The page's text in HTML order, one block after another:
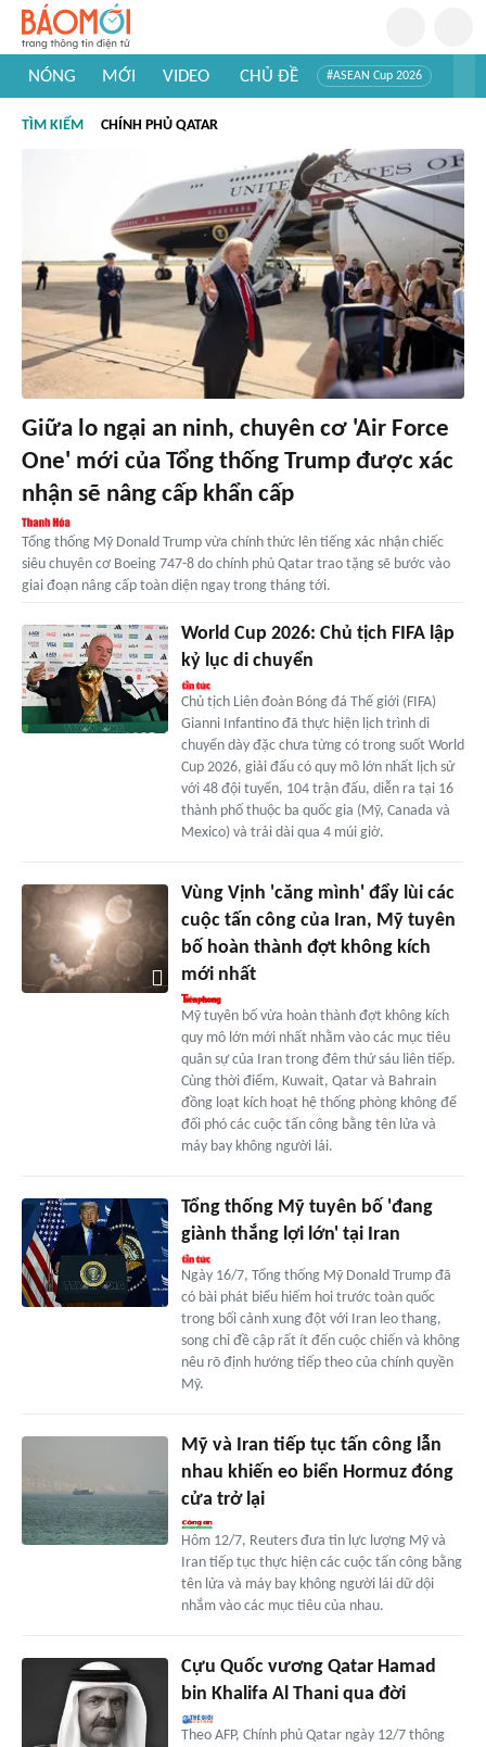
NÓNG MỚI VIDEO CHỦ ĐỀ #ASEAN Cup 2026
#Khám phá thế giới
TÌM KIẾM CHÍNH PHỦ QATAR
Giữa lo ngại an ninh, chuyên cơ 'Air Force
One' mới của Tổng thống Trump được xác
nhận sẽ nâng cấp khẩn cấp
Tổng thống Mỹ Donald Trump vừa chính thức lên tiếng xác nhận chiếc
siêu chuyên cơ Boeing 747-8 do chính phủ Qatar trao tặng sẽ bước vào
giai đoạn nâng cấp toàn diện ngay trong tháng tới.
World Cup 2026: Chủ tịch FIFA lập
kỷ lục di chuyển
Chủ tịch Liên đoàn Bóng đá Thế giới (FIFA)
Gianni Infantino đã thực hiện lịch trình di
chuyển dày đặc chưa từng có trong suốt World
Cup 2026, giải đấu có quy mô lớn nhất lịch sử
với 48 đội tuyển, 104 trận đấu, diễn ra tại 16
thành phố thuộc ba quốc gia (Mỹ, Canada và
Mexico) và trải dài qua 4 múi giờ.
Vùng Vịnh 'căng mình' đẩy lùi các
cuộc tấn công của Iran, Mỹ tuyên
bố hoàn thành đợt không kích
mới nhất
Mỹ tuyên bố vừa hoàn thành đợt không kích
quy mô lớn mới nhất nhằm vào các mục tiêu
quân sự của Iran trong đêm thứ sáu liên tiếp.
Cùng thời điểm, Kuwait, Qatar và Bahrain
đồng loạt kích hoạt hệ thống phòng không để
đối phó các cuộc tấn công bằng tên lửa và
máy bay không người lái.
Tổng thống Mỹ tuyên bố 'đang
giành thắng lợi lớn' tại Iran
Ngày 16/7, Tổng thống Mỹ Donald Trump đã
có bài phát biểu hiếm hoi trước toàn quốc
trong bối cảnh xung đột với Iran leo thang,
song chỉ đề cập rất ít đến cuộc chiến và không
nêu rõ định hướng tiếp theo của chính quyền
Mỹ.
Mỹ và Iran tiếp tục tấn công lẫn
nhau khiến eo biển Hormuz đóng
cửa trở lại
Hôm 12/7, Reuters đưa tin lực lượng Mỹ và
Iran tiếp tục thực hiện các cuộc tấn công bằng
tên lửa và máy bay không người lái dữ dội
nhắm vào các mục tiêu của nhau.
Cựu Quốc vương Qatar Hamad
bin Khalifa Al Thani qua đời
Theo AFP, Chính phủ Qatar ngày 12/7 thông